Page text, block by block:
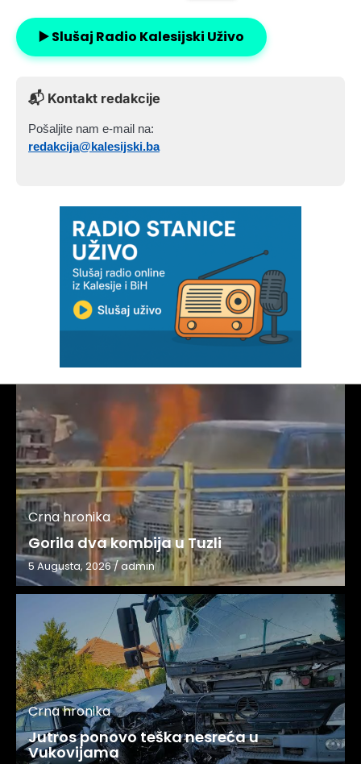
▶️ Slušaj Radio Kalesijski Uživo
📬 Kontakt redakcije
Pošaljite nam e-mail na:
redakcija@kalesijski.ba
Crna hronika
Gorila dva kombija u Tuzli
5 Augusta, 2026/admin
Crna hronika
Jutros ponovo teška nesreća u
Vukovijama